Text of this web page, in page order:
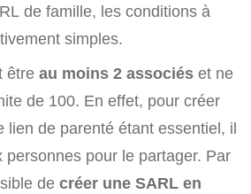
de famille, les conditions à
simples.
être au moins 2 associés et ne
de 100. En effet, pour créer
lien de parenté étant essentiel, il
personnes pour le partager. Par
de créer une SARL en